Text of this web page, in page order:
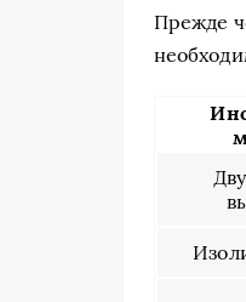
Прежде